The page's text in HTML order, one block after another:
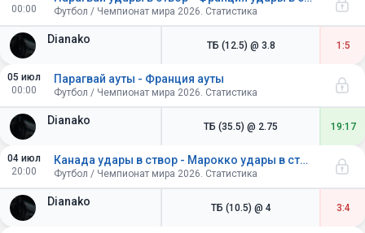
00:00
Dianako
Футбол / Чемпионат мира 2026. Статистика
ТБ (12.5) @ 3.8 1:5
05 июл
00:00
Dianako
Парагвай ауты - Франция ауты
Футбол / Чемпионат мира 2026. Статистика
ТБ (35.5) @ 2.75 19:17
04 июл
20:00
Dianako
Канада удары в створ - Марокко удары в створ
Футбол / Чемпионат мира 2026. Статистика
ТБ (10.5) @ 4 3:4